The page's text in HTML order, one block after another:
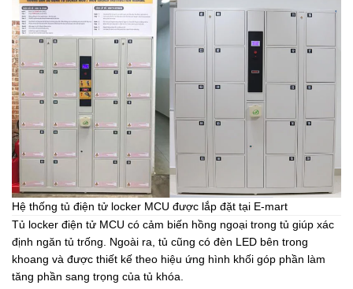
Hệ thống tủ điện tử locker MCU được lắp đặt tại E-mart
Tủ locker điện tử MCU có cảm biến hồng ngoại trong tủ giúp xác
định ngăn tủ trống. Ngoài ra, tủ cũng có đèn LED bên trong
khoang và được thiết kế theo hiệu ứng hình khối góp phần làm
tăng phần sang trọng của tủ khóa